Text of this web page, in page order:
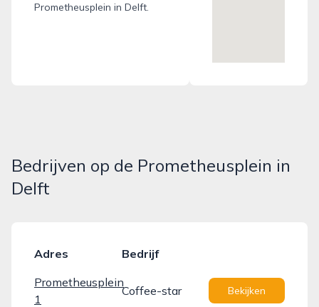
Prometheusplein in Delft.
Bedrijven op de Prometheusplein in
Delft
Adres
Bedrijf
Prometheusplein
1
Coffee-star Bekijken